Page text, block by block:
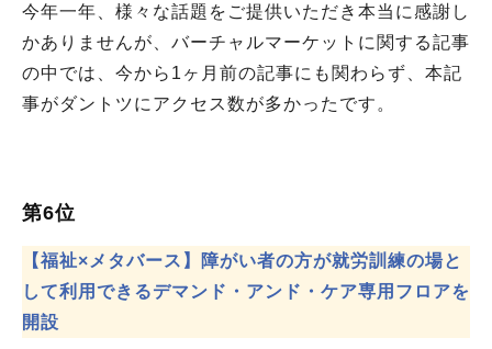
今年一年、様々な話題をご提供いただき本当に感謝し
かありませんが、バーチャルマーケットに関する記事
の中では、今から1ヶ月前の記事にも関わらず、本記
事がダントツにアクセス数が多かったです。
第6位
【福祉×メタバース】障がい者の方が就労訓練の場と
して利用できるデマンド・アンド・ケア専用フロアを
開設